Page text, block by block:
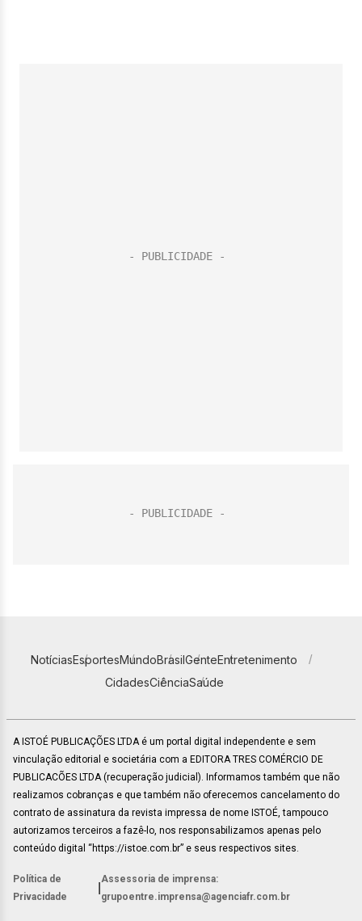
NotíciasEsportesMundoBrasilGenteEntretenimento
CidadesCiênciaSaúde
A ISTOÉ PUBLICAÇÕES LTDA é um portal digital independente e sem
vinculação editorial e societária com a EDITORA TRES COMÉRCIO DE
PUBLICACÕES LTDA (recuperação judicial). Informamos também que não
realizamos cobranças e que também não oferecemos cancelamento do
contrato de assinatura da revista impressa de nome ISTOÉ, tampouco
autorizamos terceiros a fazê-lo, nos responsabilizamos apenas pelo
conteúdo digital “https://istoe.com.br” e seus respectivos sites.
Política de
Privacidade
Assessoria de imprensa:
grupoentre.imprensa@agenciafr.com.br